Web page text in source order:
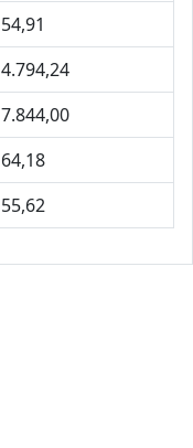
54,91
4.794,24
7.844,00
64,18
55,62